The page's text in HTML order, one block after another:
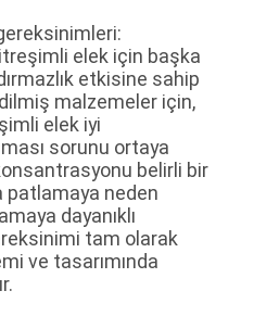
elek için başka
etkisine sahip
malzemeler için,
elek iyi
sorunu ortaya
belirli bir
patlamaya neden
dayanıklı
tam olarak
ve tasarımında